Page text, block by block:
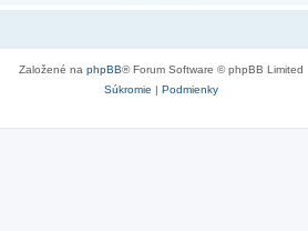
Založené na phpBB® Forum Software © phpBB Limited
Súkromie | Podmienky